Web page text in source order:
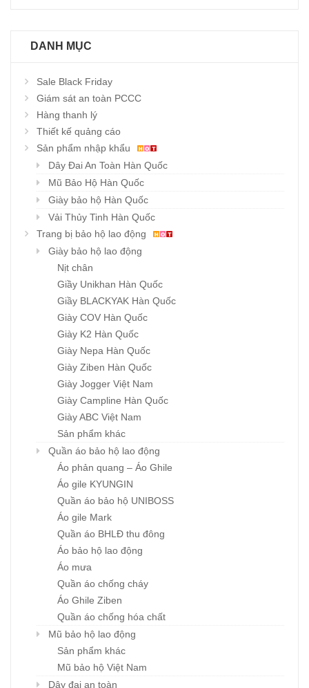
DANH MỤC
Sale Black Friday
Giám sát an toàn PCCC
Hàng thanh lý
Thiết kế quảng cáo
Sản phẩm nhập khẩu
Dây Đai An Toàn Hàn Quốc
Mũ Bảo Hộ Hàn Quốc
Giày bảo hộ Hàn Quốc
Vải Thủy Tinh Hàn Quốc
Trang bị bảo hộ lao động
Giày bảo hộ lao động
Nịt chân
Giầy Unikhan Hàn Quốc
Giầy BLACKYAK Hàn Quốc
Giày COV Hàn Quốc
Giày K2 Hàn Quốc
Giày Nepa Hàn Quốc
Giày Ziben Hàn Quốc
Giày Jogger Việt Nam
Giày Campline Hàn Quốc
Giày ABC Việt Nam
Sản phẩm khác
Quần áo bảo hộ lao động
Áo phản quang – Áo Ghile
Áo gile KYUNGIN
Quần áo bảo hộ UNIBOSS
Áo gile Mark
Quần áo BHLĐ thu đông
Áo bảo hộ lao động
Áo mưa
Quần áo chống cháy
Áo Ghile Ziben
Quần áo chống hóa chất
Mũ bảo hộ lao động
Sản phẩm khác
Mũ bảo hộ Việt Nam
Dây đai an toàn